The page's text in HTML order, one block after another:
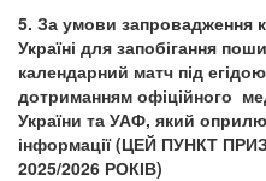
5. За умови запровадження
Україні для запобігання
календарний матч під
дотриманням офіційного
України та УАФ, який
інформації (ЦЕЙ ПУНКТ
2025/2026 РОКІВ)